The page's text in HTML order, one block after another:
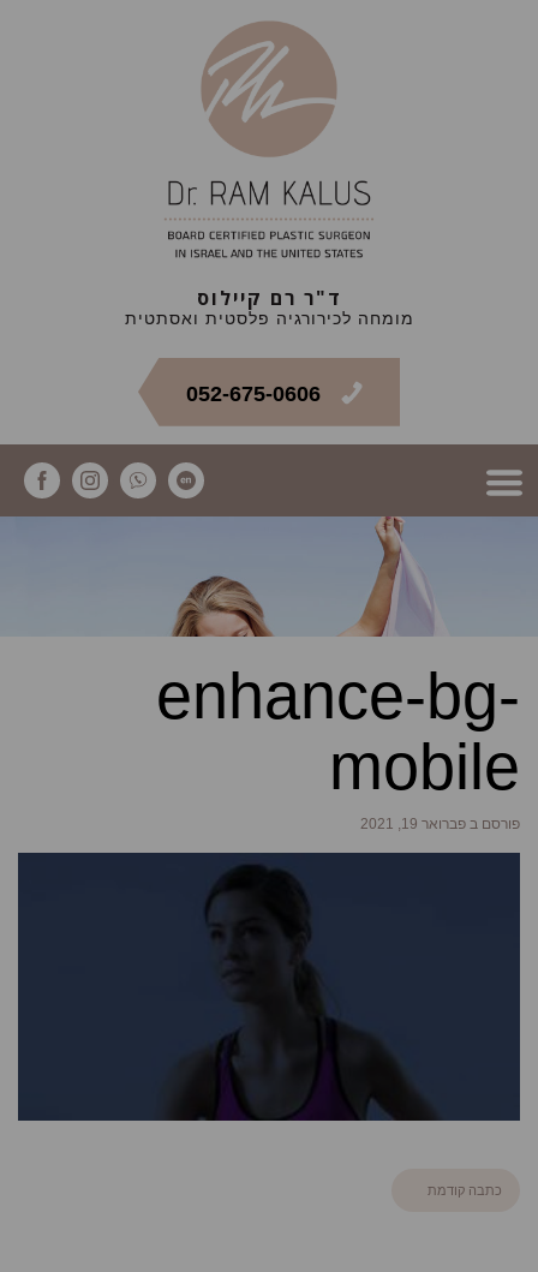
ד"ר רם קיילוס
מומחה לכירורגיה פלסטית ואסתטית
052-675-0606
enhance-bg-
mobile
פורסם ב פברואר 19, 2021
כתבה קודמת